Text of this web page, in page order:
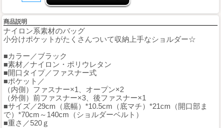
商品説明
ナイロン系素材のバッグ
小分けポケットがたくさんついて収納上手なショルダー☆
■カラー／ブラック
■素材／ナイロン・ポリウレタン
■開口タイプ／ファスナー式
■ポケット／
（内側）ファスナー×1、オープン×2
（外側）前ファスナー×3、後ファスナー×1
■サイズ／29cm（底幅）*10.5cm（底マチ）*21cm（開口部ま
で）*70cm～140cm（ショルダーベルト）
■重さ／520ｇ